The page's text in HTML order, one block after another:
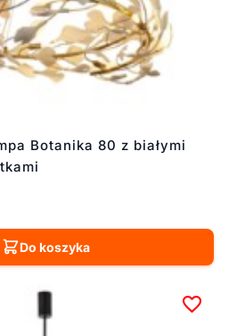
Botanika 80 z białymi
Do koszyka